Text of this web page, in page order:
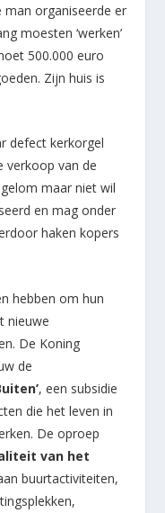
man organiseerde er
moesten ‘werken’
500.000 euro
Zijn huis is
defect kerkorgel
verkoop van de
maar niet wil
en mag onder
haken kopers
hebben om hun
nieuwe
De Koning
de
, een subsidie
die het leven in
De oproep
van het
buurtactiviteiten,